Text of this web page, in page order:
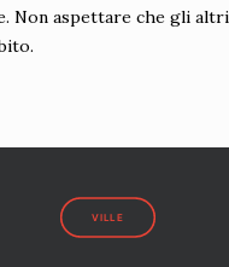
Non aspettare che gli
VILLE